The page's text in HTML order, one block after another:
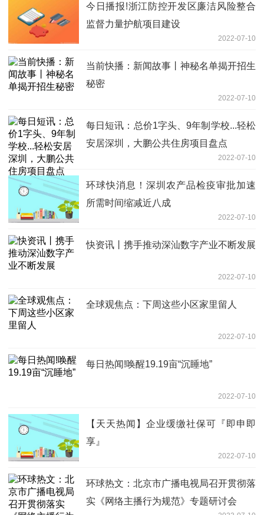
今日播报!浙江防控开发区廉洁风险整合
监督力量护航项目建设
2022-07-10
当前快播：新闻故事丨神秘名单揭开招生
秘密
2022-07-10
每日短讯：总价1字头、9年制学校...轻松
安居深圳，大鹏公共住房项目盘点
2022-07-10
环球快消息！深圳农产品检疫审批加速
所需时间缩减近八成
2022-07-10
快资讯丨携手推动深汕数字产业不断发展
2022-07-10
全球观焦点：下周这些小区家里留人
2022-07-10
每日热闻!唤醒19.19亩“沉睡地”
2022-07-10
【天天热闻】企业缓缴社保可『即申即
享』
2022-07-10
环球热文：北京市广播电视局召开贯彻落
实《网络主播行为规范》专题研讨会